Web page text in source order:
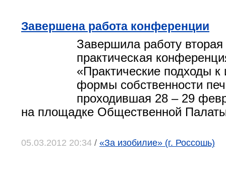
Завершена работа конференции
Завершила работу вторая
практическая
«Практические подходы
формы собственности
проходившая 28 – 29
на площадке Общественной
05.03.2012 20:34 / «За изобилие» (г. Россошь)